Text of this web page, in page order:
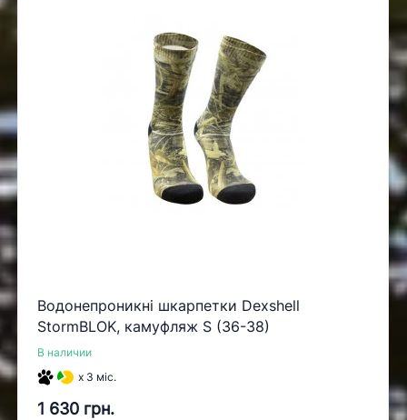
Водонепроникні шкарпетки Dexshell
StormBLOK, камуфляж S (36-38)
В наличии
x 3 міс.
1 630 грн.